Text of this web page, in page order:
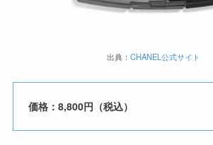
出典： CHANEL公式サイト
価格：8,800円（税込）